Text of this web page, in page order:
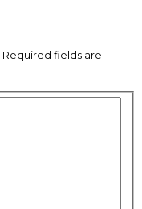
Required fields are